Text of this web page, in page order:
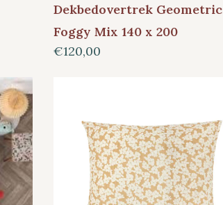
Dekbedovertrek Geometric
Foggy Mix 140 x 200
€120,00